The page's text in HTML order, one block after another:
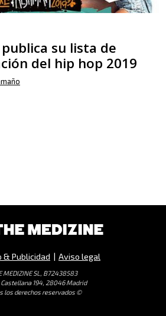
su lista de
del hip hop 2019
& Publicidad | Aviso legal
MEDIZINE SL, B72438583
Castellana 194, 28046 Madrid
los derechos reservados ©